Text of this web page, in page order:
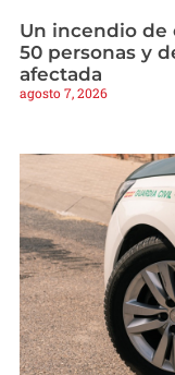
Un incendio de
50 personas y
afectada
agosto 7, 2026